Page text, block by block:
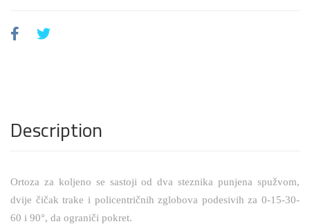
Description
Ortoza za koljeno se sastoji od dva steznika punjena spužvom,
dvije čičak trake i policentričnih zglobova podesivih za 0-15-30-
60 i 90°, da ograniči pokret.